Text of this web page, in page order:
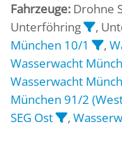
Fahrzeuge: Drohne
Unterföhring
,
München 10/1
,
Wasserwacht
Wasserwacht
München 91/2
SEG Ost
,